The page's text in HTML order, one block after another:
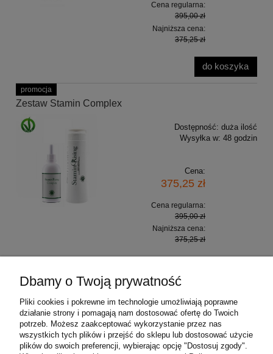
Cena regularna:
395,00 zł
Najniższa cena:
375,25 zł
do koszyka
Zestaw Stamin Complex
Dostępność: duża ilość
Wysyłka w: 48 godzin
Cena:
375,25 zł
Cena regularna:
395,00 zł
Najniższa cena:
375,25 zł
promocja
Dbamy o Twoją prywatność
Pliki cookies i pokrewne im technologie umożliwiają poprawne
działanie strony i pomagają nam dostosować ofertę do Twoich
potrzeb. Możesz zaakceptować wykorzystanie przez nas
wszystkich tych plików i przejść do sklepu lub dostosować użycie
plików do swoich preferencji, wybierając opcję "Dostosuj zgody".